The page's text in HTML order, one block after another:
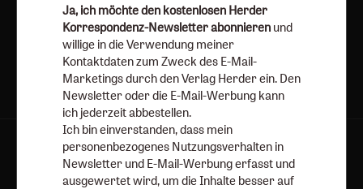
Jetzt anmelden
AGB und Widerrufsbelehrung
Datenschutz
Barrierefreiheit
Impressum
Ja, ich möchte den kostenlosen Herder
Korrespondenz-Newsletter abonnieren und
willige in die Verwendung meiner
Kontaktdaten zum Zweck des E-Mail-
Marketings durch den Verlag Herder ein. Den
Newsletter oder die E-Mail-Werbung kann
ich jederzeit abbestellen.
Ich bin einverstanden, dass mein
personenbezogenes Nutzungsverhalten in
Newsletter und E-Mail-Werbung erfasst und
ausgewertet wird, um die Inhalte besser auf